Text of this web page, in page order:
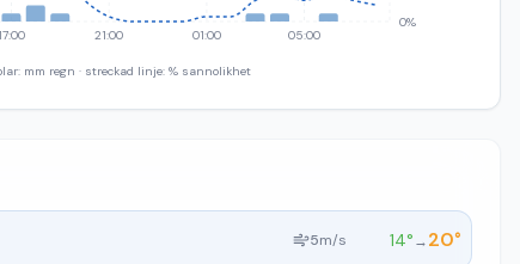
17:00 21:00 01:00 05:00
0%
mm regn · streckad linje: % sannolikhet
5m/s 14°→20°